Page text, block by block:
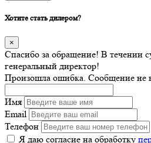
Хотите стать дилером?
×
Спасибо за обращение! В течении
генеральный директор!
Произошла ошибка. Сообщение не
Имя
Email
Телефон
Я даю согласие на обработку